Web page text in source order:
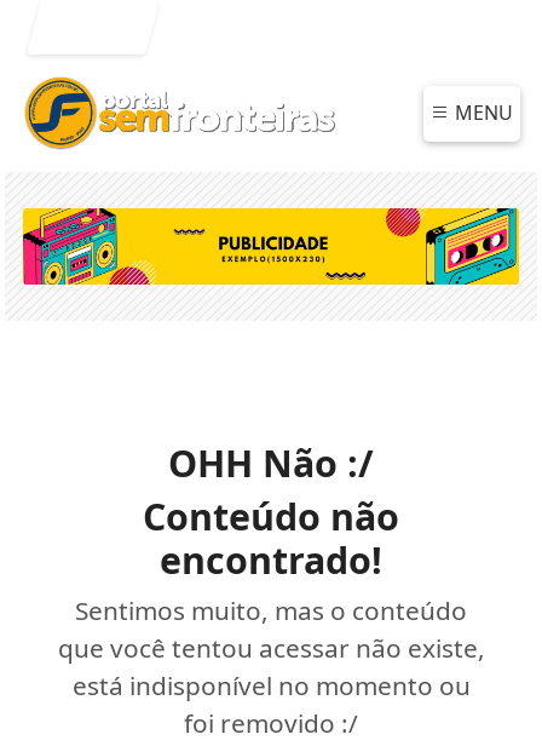
MENU
OHH Não :/
Conteúdo não
encontrado!
Sentimos muito, mas o conteúdo
que você tentou acessar não existe,
está indisponível no momento ou
foi removido :/